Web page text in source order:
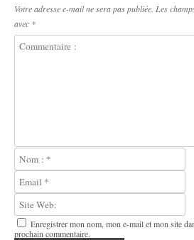
Votre adresse e-mail ne sera pas publiée. Les
avec *
Enregistrer mon nom, mon e-mail et mon site
prochain commentaire.